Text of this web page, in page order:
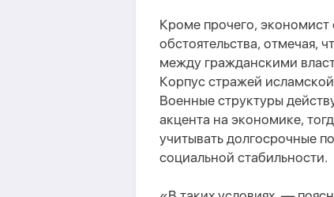
Кроме прочего,
обстоятельства, отмечая,
между гражданскими
Корпус стражей
Военные структуры
акцента на экономике,
учитывать долгосрочные
социальной стабильности.